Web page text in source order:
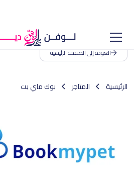
العودة إلى الصفحة الرئيسية
الرئيسية المتاجر بوك ماي بت